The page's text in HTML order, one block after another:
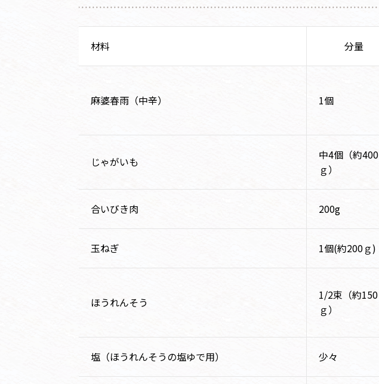
材料 分量
麻婆春雨（中辛） 1個
じゃがいも
中4個（約400
ｇ）
合いびき肉 200g
玉ねぎ 1個(約200ｇ)
ほうれんそう
1/2束（約150
ｇ）
塩（ほうれんそうの塩ゆで用） 少々